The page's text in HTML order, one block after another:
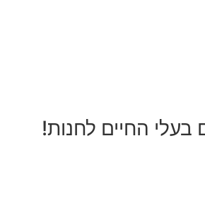
בעלי החיים לחנות!